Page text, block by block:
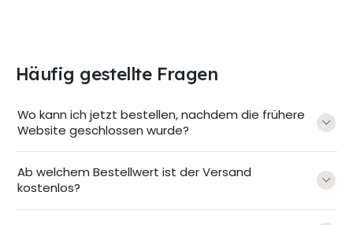
Häufig gestellte Fragen
Wo kann ich jetzt bestellen, nachdem die frühere
Website geschlossen wurde?
Ab welchem Bestellwert ist der Versand
kostenlos?